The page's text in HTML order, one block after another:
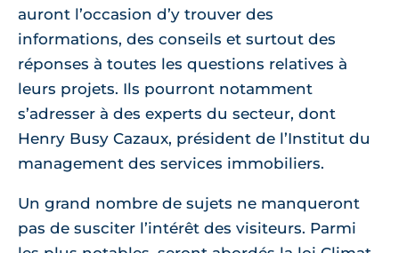
auront l’occasion d’y trouver des
informations, des conseils et surtout des
réponses à toutes les questions relatives à
leurs projets. Ils pourront notamment
s’adresser à des experts du secteur, dont
Henry Busy Cazaux, président de l’Institut du
management des services immobiliers.
Un grand nombre de sujets ne manqueront
pas de susciter l’intérêt des visiteurs. Parmi